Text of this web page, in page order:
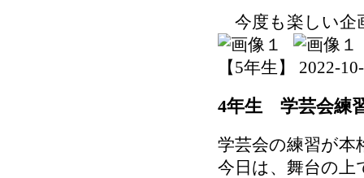
今度も楽しい企
【5年生】 2022-
4年生 学芸会練
学芸会の練習が本
今日は、舞台の上